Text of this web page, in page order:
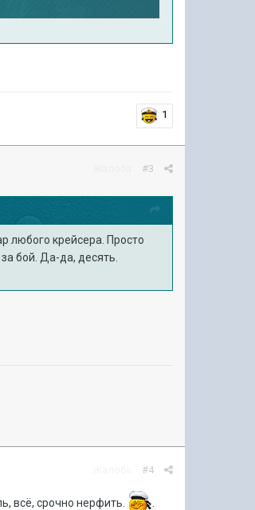
1
#3
любого крейсера. Просто
бой. Да-да, десять.
#4
всё, срочно нерфить.